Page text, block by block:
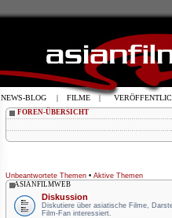
FOREN-ÜBERSICHT
Unbeantwortete Themen • Aktive Themen
ASIANFILMWEB
Diskussion
Diskutiere über asiatische Filme,
Film-Fan interessiert.
NEWS-BLOG | FILME |